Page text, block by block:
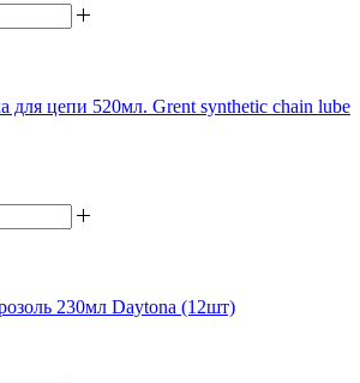
для цепи 520мл. Grent synthetic chain lube
230мл Daytona (12шт)